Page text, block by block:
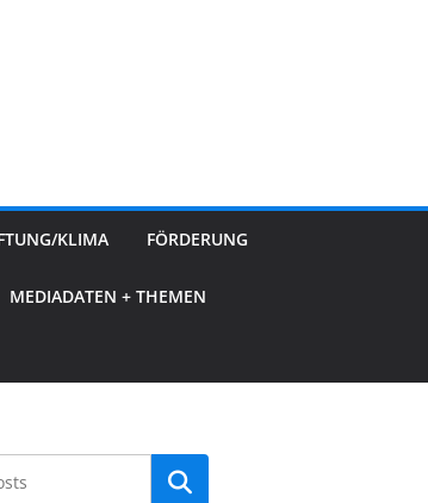
KLIMA FÖRDERUNG
MEDIADATEN + THEMEN